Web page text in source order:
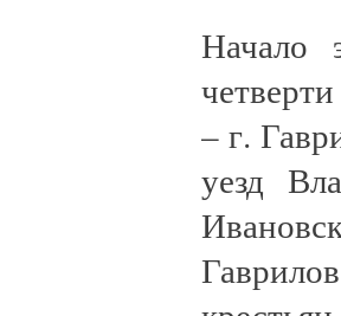
Начало
– г.
уезд